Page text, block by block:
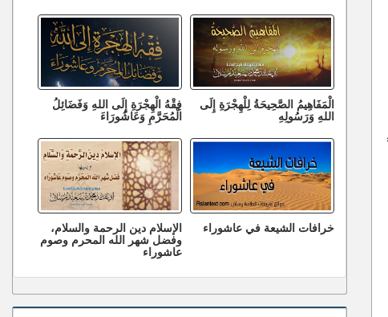
الْمَفَاهِيمُ الصَّحِيحَةُ لِلْهِجْرَةِ إِلَى
اللهِ وَرَسُولِهِ
فِقْهُ الْهِجْرَةِ إِلَى اللهِ وَفَضَائِلُ
الْمُحَرَّمِ وَعَاشُورَاءَ
خرافات الشيعة في عاشوراء الإسلام دين الرحمة والسلام،
وفضل شهر الله المحرم وصوم
عاشوراء